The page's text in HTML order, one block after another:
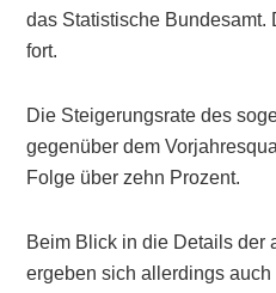
das Statistische Bundesamt.
fort.
Die Steigerungsrate des
gegenüber dem
Folge über zehn Prozent.
Beim Blick in die Details der
ergeben sich allerdings